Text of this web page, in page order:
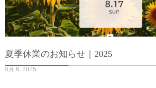
夏季休業のお知らせ｜2025
8月 6, 2025